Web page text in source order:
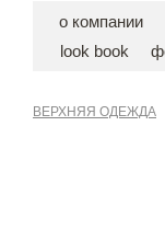
о компании
look book
ВЕРХНЯЯ ОДЕЖДА